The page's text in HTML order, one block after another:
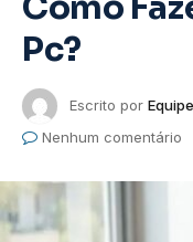
Pc?
Escrito por
Nenhum comentário